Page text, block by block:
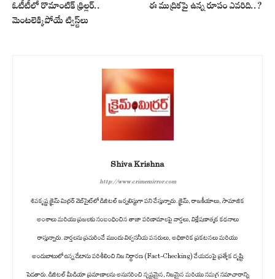
ఓటీటీలో రొమాంటిక్ థ్రిల్లర్..
మెంటలెక్కిపోయే ట్విస్ట్‌లు
ఈ ముద్రికపై ఉన్న రూపం ఎవరిది..?
Shiva Krishna
http://www.crimemirror.com
శివకృష్ణ క్రైమ్ మిర్రర్ వెబ్‌సైట్‌లో డిజిటల్ జర్నలిస్టుగా పని చేస్తున్నారు. క్రైమ్, రాజకీయాలు, సామాజిక
అంశాలు మరియు ప్రజలకు సంబంధించిన తాజా పరిణామాలపై వార్తలు, విశ్లేషణాత్మక కథనాలు
రాస్తున్నారు. వార్తలను ప్రచురించే ముందు విశ్వసనీయ వనరులు, అధికారిక ప్రకటనలు మరియు
అందుబాటులో ఉన్న డేటాను పరిశీలించి నిజ నిర్ధారణ (Fact-Checking) చేయడంపై ప్రత్యేక దృష్టి
పెడతారు. డిజిటల్ మీడియా ప్రమాణాలను అనుసరించి స్పష్టమైన, నిజమైన మరియు సమగ్ర సమాచారాన్ని